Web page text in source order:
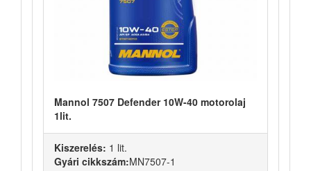
Mannol 7507 Defender 10W-40 motorolaj
1lit.
Kiszerelés: 1 lit.
Gyári cikkszám:MN7507-1